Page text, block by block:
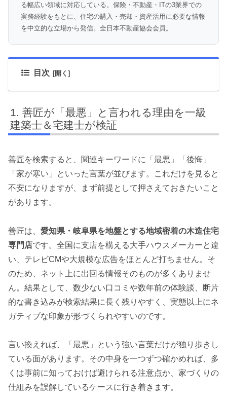
る幅広い領域に対応している。保険・不動産・ITの3業界での
実務経験をもとに、住宅の購入・売却・資産活用に必要な情報
を中立的な立場から発信。全日本不動産協会会員。
目次
善匠が「最悪」と言われる理由を一級
建築士＆宅建士が検証
善匠を検索すると、関連キーワードに「最悪」「後悔」
「家が寒い」といった言葉が並びます。これだけを見ると
不安になりますが、まず前提として押さえておきたいこと
があります。
善匠は、 愛知県・岐阜県を地盤とする地域密着の木造住宅
専門店です。全国に支店を構える大手ハウスメーカーと違
い、テレビCMや大規模な広告をほとんど打ちません。そ
のため、ネット上に出回る情報そのものが多くありませ
ん。結果として、数少ない口コミや数年前の体験談、断片
的な書き込みが検索結果に長く残りやすく、実態以上にネ
ガティブな印象が形づくられやすいのです。
言い換えれば、「最悪」という強い言葉だけが独り歩きし
ている面があります。その中身を一つずつ確かめれば、多
くは事前に知っておけば避けられる注意点か、家づくりの
仕組みを誤解しているケースに行き着きます。